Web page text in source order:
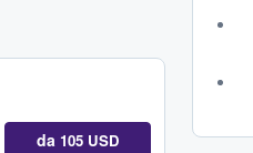
da 105 USD